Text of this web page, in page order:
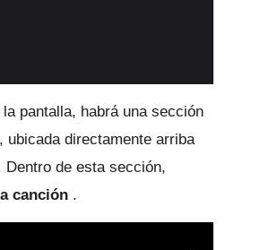
pantalla, habrá una sección
, ubicada directamente arriba
Dentro de esta sección,
canción .